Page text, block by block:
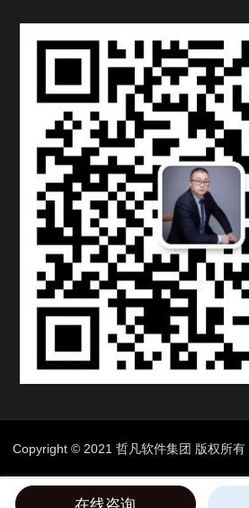
Copyright © 2021 哲凡软件集团 版权所有
在线咨询